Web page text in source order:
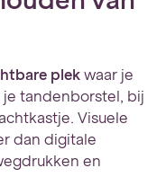
plek waar je
je tandenborstel, bij
Visuele
dan digitale
en